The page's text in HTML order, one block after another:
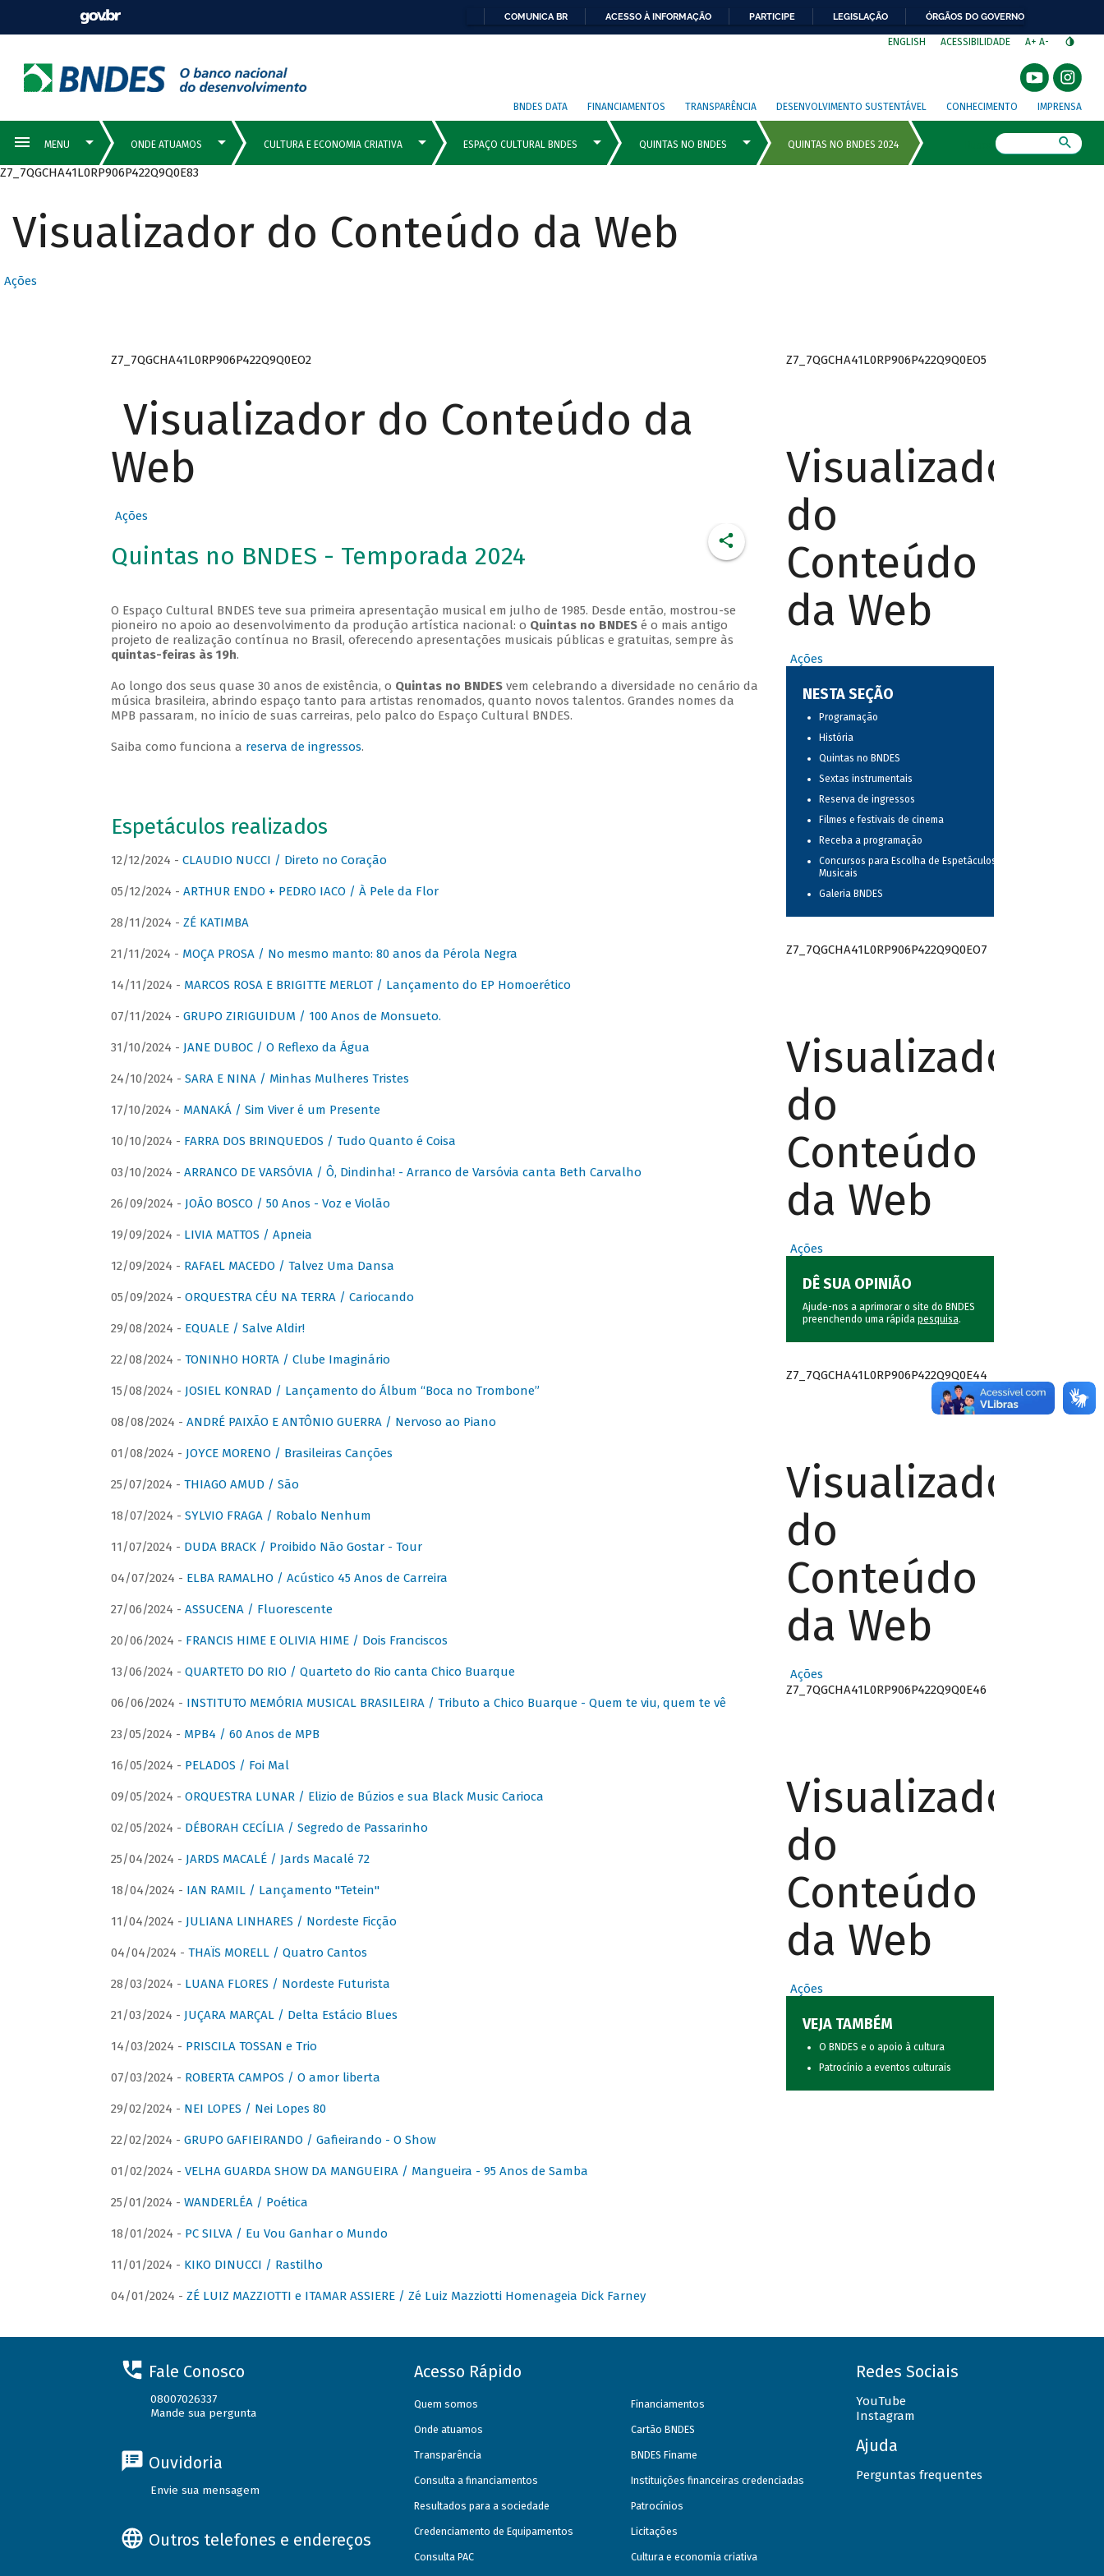
COMUNICA BR ACESSO À INFORMAÇÃO PARTICIPE LEGISLAÇÃO ÓRGÃOS DO GOVERNO
ENGLISH ACESSIBILIDADE A+ A-
BNDES DATA FINANCIAMENTOS TRANSPARÊNCIA DESENVOLVIMENTO SUSTENTÁVEL CONHECIMENTO IMPRENSA
Z7_7QGCHA41L0RP906P422Q9Q0E83
Visualizador do Conteúdo da Web
Ações
Z7_7QGCHA41L0RP906P422Q9Q0EO2
Visualizador do Conteúdo da
Web
Ações
Quintas no BNDES - Temporada 2024
O Espaço Cultural BNDES teve sua primeira apresentação musical em julho de 1985. Desde então, mostrou-se
pioneiro no apoio ao desenvolvimento da produção artística nacional: o Quintas no BNDESé o mais antigo
projeto de realização contínua no Brasil, oferecendo apresentações musicais públicas e gratuitas, sempre às
quintas-feiras às 19h.
Ao longo dos seus quase 30 anos de existência, o Quintas no BNDESvem celebrando a diversidade no cenário da
música brasileira, abrindo espaço tanto para artistas renomados, quanto novos talentos. Grandes nomes da
MPB passaram, no início de suas carreiras, pelo palco do Espaço Cultural BNDES.
Saiba como funciona a reserva de ingressos.
Espetáculos realizados
12/12/2024 - CLAUDIO NUCCI / Direto no Coração
05/12/2024 - ARTHUR ENDO + PEDRO IACO / À Pele da Flor
28/11/2024 - ZÉ KATIMBA
21/11/2024 - MOÇA PROSA / No mesmo manto: 80 anos da Pérola Negra
14/11/2024 - MARCOS ROSA E BRIGITTE MERLOT / Lançamento do EP Homoerético
07/11/2024 - GRUPO ZIRIGUIDUM / 100 Anos de Monsueto.
31/10/2024 - JANE DUBOC / O Reflexo da Água
24/10/2024 - SARA E NINA / Minhas Mulheres Tristes
17/10/2024 - MANAKÁ / Sim Viver é um Presente
10/10/2024 - FARRA DOS BRINQUEDOS / Tudo Quanto é Coisa
03/10/2024 - ARRANCO DE VARSÓVIA / Ô, Dindinha! - Arranco de Varsóvia canta Beth Carvalho
26/09/2024 - JOÃO BOSCO / 50 Anos - Voz e Violão
19/09/2024 - LIVIA MATTOS / Apneia
12/09/2024 - RAFAEL MACEDO / Talvez Uma Dansa
05/09/2024 - ORQUESTRA CÉU NA TERRA / Cariocando
29/08/2024 - EQUALE / Salve Aldir!
22/08/2024 - TONINHO HORTA / Clube Imaginário
15/08/2024 - JOSIEL KONRAD / Lançamento do Álbum “Boca no Trombone”
08/08/2024 - ANDRÉ PAIXÃO E ANTÔNIO GUERRA / Nervoso ao Piano
01/08/2024 - JOYCE MORENO / Brasileiras Canções
25/07/2024 - THIAGO AMUD / São
18/07/2024 - SYLVIO FRAGA / Robalo Nenhum
11/07/2024 - DUDA BRACK / Proibido Não Gostar - Tour
04/07/2024 - ELBA RAMALHO / Acústico 45 Anos de Carreira
27/06/2024 - ASSUCENA / Fluorescente
20/06/2024 - FRANCIS HIME E OLIVIA HIME / Dois Franciscos
13/06/2024 - QUARTETO DO RIO / Quarteto do Rio canta Chico Buarque
06/06/2024 - INSTITUTO MEMÓRIA MUSICAL BRASILEIRA / Tributo a Chico Buarque - Quem te viu, quem te vê
23/05/2024 - MPB4 / 60 Anos de MPB
16/05/2024 - PELADOS / Foi Mal
09/05/2024 - ORQUESTRA LUNAR / Elizio de Búzios e sua Black Music Carioca
02/05/2024 - DÉBORAH CECÍLIA / Segredo de Passarinho
25/04/2024 - JARDS MACALÉ / Jards Macalé 72
18/04/2024 - IAN RAMIL / Lançamento "Tetein"
11/04/2024 - JULIANA LINHARES / Nordeste Ficção
04/04/2024 - THAÏS MORELL / Quatro Cantos
28/03/2024 - LUANA FLORES / Nordeste Futurista
21/03/2024 - JUÇARA MARÇAL / Delta Estácio Blues
14/03/2024 - PRISCILA TOSSAN e Trio
07/03/2024 - ROBERTA CAMPOS / O amor liberta
29/02/2024 - NEI LOPES / Nei Lopes 80
22/02/2024 - GRUPO GAFIEIRANDO / Gafieirando - O Show
01/02/2024 - VELHA GUARDA SHOW DA MANGUEIRA / Mangueira - 95 Anos de Samba
25/01/2024 - WANDERLÉA / Poética
18/01/2024 - PC SILVA / Eu Vou Ganhar o Mundo
11/01/2024 - KIKO DINUCCI / Rastilho
04/01/2024 - ZÉ LUIZ MAZZIOTTI e ITAMAR ASSIERE / Zé Luiz Mazziotti Homenageia Dick Farney
Z7_7QGCHA41L0RP906P422Q9Q0EO5
Visualizador
do
Conteúdo
da Web
Ações
NESTA SEÇÃO
Programação
História
Quintas no BNDES
Sextas instrumentais
Reserva de ingressos
Filmes e festivais de cinema
Receba a programação
Concursos para Escolha de Espetáculos
Musicais
Galeria BNDES
Z7_7QGCHA41L0RP906P422Q9Q0EO7
Visualizador
do
Conteúdo
da Web
Ações
DÊ SUA OPINIÃO
Ajude-nos a aprimorar o site do BNDES
preenchendo uma rápida pesquisa.
Z7_7QGCHA41L0RP906P422Q9Q0E44
Visualizador
do
Conteúdo
da Web
Ações
Z7_7QGCHA41L0RP906P422Q9Q0E46
Visualizador
do
Conteúdo
da Web
Ações
VEJA TAMBÉM
O BNDES e o apoio à cultura
Patrocínio a eventos culturais
Fale Conosco
08007026337
Mande sua pergunta
Ouvidoria
Envie sua mensagem
Outros telefones e endereços
Acesso Rápido
Quem somos
Onde atuamos
Transparência
Consulta a financiamentos
Resultados para a sociedade
Credenciamento de Equipamentos
Consulta PAC
Financiamentos
Cartão BNDES
BNDES Finame
Instituições financeiras credenciadas
Patrocínios
Licitações
Cultura e economia criativa
Redes Sociais
YouTube
Instagram
Ajuda
Perguntas frequentes